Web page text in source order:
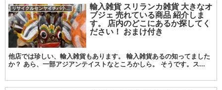
リサイクルセンヤイチバ小城店
輸入雑貨 スリランカ雑貨 大きなオ
ブジェ 売れている商品 紹介しま
す。 店内のどこにあるか探してく
ださい！ おまけ付き
他店では珍しい、輸入雑貨もあります。 輸入雑貨あるの知ってました
か？ あら、一部アジアンテイストなところかしら。 そうです。ス...